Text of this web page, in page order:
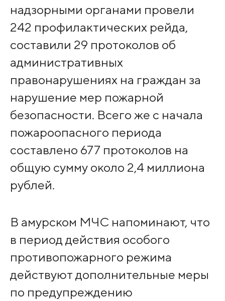
надзорными органами провели
242 профилактических рейда,
составили 29 протоколов об
административных
правонарушениях на граждан за
нарушение мер пожарной
безопасности. Всего же с начала
пожароопасного периода
составлено 677 протоколов на
общую сумму около 2,4 миллиона
рублей.
В амурском МЧС напоминают, что
в период действия особого
противопожарного режима
действуют дополнительные меры
по предупреждению